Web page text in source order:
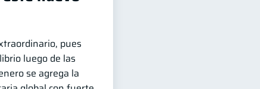
pues
luego de las
se agrega la